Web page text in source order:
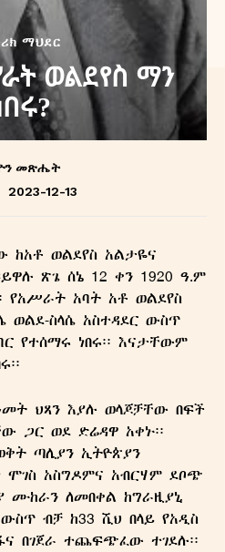
ማህደር
ወልደየስ ማን
መጽሔት
2023-12-13
ከአቶ ወልደየስ አልታዬና
ጽጌ ሰኔ 12 ቀን 1920 ዓ.ም
የአሥራት አባት አቶ ወልደየስ
ወልደ-ስላሴ አስተዳደር ውስጥ
የተሰማሩ ነበሩ፡፡ እናታቸውም
ህጻን እያሉ ወላጆቻቸው በፍች
ጋር ወደ ድሬዳዋ አቀኑ፡፡
ጣሊያን ኢትዮጵያን
ሞገስ አስግዶምና አብርሃም ደቦጭ
ሙከራን ለመበቀል ከግራዚያኒ
ብቻ ከ33 ሺህ በላይ የአዲስ
በገጀራ ተጨፍጭፈው ተገደሉ፡፡